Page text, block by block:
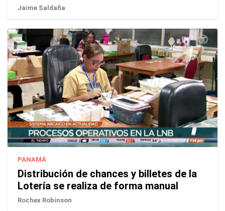
Jaime Saldaña
PANAMÁ
Distribución de chances y billetes de la
Lotería se realiza de forma manual
Rochex Robinson